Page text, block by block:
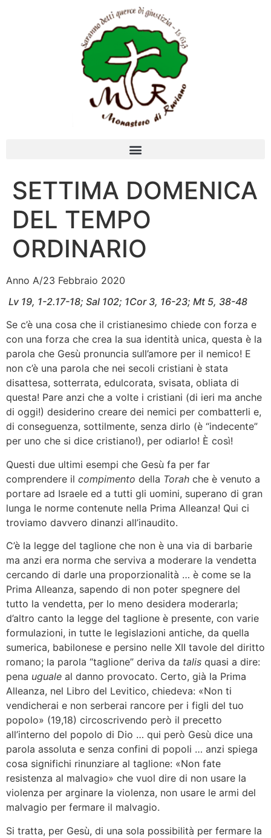
SETTIMA DOMENICA
DEL TEMPO
ORDINARIO
Anno A/23 Febbraio 2020
Lv 19, 1-2.17-18; Sal 102; 1Cor 3, 16-23; Mt 5, 38-48
Se c’è una cosa che il cristianesimo chiede con forza e
con una forza che crea la sua identità unica, questa è la
parola che Gesù pronuncia sull’amore per il nemico! E
non c’è una parola che nei secoli cristiani è stata
disattesa, sotterrata, edulcorata, svisata, obliata di
questa! Pare anzi che a volte i cristiani (di ieri ma anche
di oggi!) desiderino creare dei nemici per combatterli e,
di conseguenza, sottilmente, senza dirlo (è “indecente”
per uno che si dice cristiano!), per odiarlo! È così!
Questi due ultimi esempi che Gesù fa per far
comprendere il compimento della Torah che è venuto a
portare ad Israele ed a tutti gli uomini, superano di gran
lunga le norme contenute nella Prima Alleanza! Qui ci
troviamo davvero dinanzi all’inaudito.
C’è la legge del taglione che non è una via di barbarie
ma anzi era norma che serviva a moderare la vendetta
cercando di darle una proporzionalità … è come se la
Prima Alleanza, sapendo di non poter spegnere del
tutto la vendetta, per lo meno desidera moderarla;
d’altro canto la legge del taglione è presente, con varie
formulazioni, in tutte le legislazioni antiche, da quella
sumerica, babilonese e persino nelle XII tavole del diritto
romano; la parola “taglione” deriva da talis quasi a dire:
pena uguale al danno provocato. Certo, già la Prima
Alleanza, nel Libro del Levitico, chiedeva: «Non ti
vendicherai e non serberai rancore per i figli del tuo
popolo» (19,18) circoscrivendo però il precetto
all’interno del popolo di Dio … qui però Gesù dice una
parola assoluta e senza confini di popoli … anzi spiega
cosa significhi rinunziare al taglione: «Non fate
resistenza al malvagio» che vuol dire di non usare la
violenza per arginare la violenza, non usare le armi del
malvagio per fermare il malvagio.
Si tratta, per Gesù, di una sola possibilità per fermare la